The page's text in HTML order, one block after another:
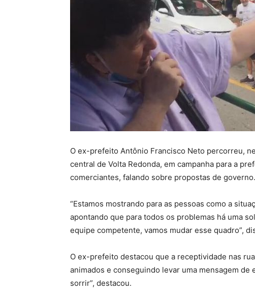
O ex-prefeito Antônio Francisco Neto percorreu,
central de Volta Redonda, em campanha para a
comerciantes, falando sobre propostas de governo.
“Estamos mostrando para as pessoas como a
apontando que para todos os problemas há uma
equipe competente, vamos mudar esse quadro”,
O ex-prefeito destacou que a receptividade nas
animados e conseguindo levar uma mensagem de
sorrir”, destacou.